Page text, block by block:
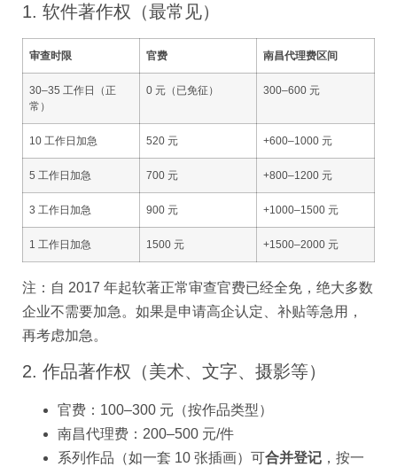
1. 软件著作权（最常见）
审查时限 官费 南昌代理费区间
30–35 工作日（正
常）
0 元（已免征） 300–600 元
10 工作日加急 520 元 +600–1000 元
5 工作日加急 700 元 +800–1200 元
3 工作日加急 900 元 +1000–1500 元
1 工作日加急 1500 元 +1500–2000 元
注：自 2017 年起软著正常审查官费已经全免，绝大多数
企业不需要加急。如果是申请高企认定、补贴等急用，
再考虑加急。
2. 作品著作权（美术、文字、摄影等）
官费：100–300 元（按作品类型）
南昌代理费：200–500 元/件
系列作品（如一套 10 张插画）可合并登记 ，按一